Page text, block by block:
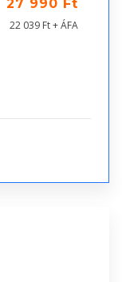
27 990 Ft
22 039 Ft + ÁFA